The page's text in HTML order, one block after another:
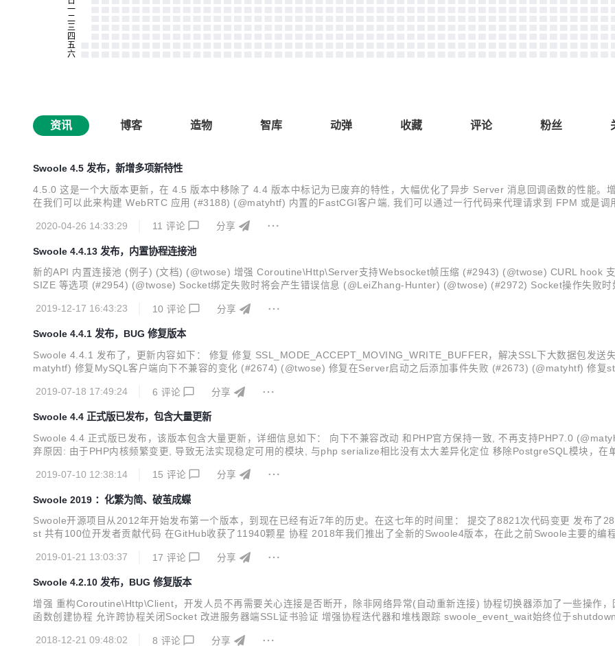
资讯 博客 造物 智库 动弹 收藏 评论 粉丝
Swoole 4.5 发布，新增多项新特性
4.5.0 这是一个大版本更新，在 4.5 版本中移除了 4.4 版本中标记为已废弃的特性，大幅优化了异步 Server 消息回调函数的性能
在我们可以此来构建 WebRTC 应用 (#3188) (@matyhtf) 内置的FastCGI客户端, 我们可以通过一行代码来代理请求到 FPM 或是
2020-04-26 14:33:29
11 评论 分享
Swoole 4.4.13 发布，内置协程连接池
新的API 内置连接池 (例子) (文档) (@twose) 增强 Coroutine\Http\Server支持Websocket帧压缩 (#2943) (@twose) CURL hook
SIZE 等选项 (#2954) (@twose) Socket绑定失败时将会产生错误信息 (@LeiZhang-Hunter) (@twose) (#2972) Socket操作失败时
2019-12-17 16:43:23
10 评论 分享
Swoole 4.4.1 发布，BUG 修复版本
Swoole 4.4.1 发布了，更新内容如下： 修复 修复 SSL_MODE_ACCEPT_MOVING_WRITE_BUFFER，解决SSL下大数据包发
matyhtf) 修复MySQL客户端向下不兼容的变化 (#2674) (@twose) 修复在Server启动之后添加事件失败 (#2673) (@matyhtf) 修
2019-07-18 17:49:24
6 评论 分享
Swoole 4.4 正式版已发布，包含大量更新
Swoole 4.4 正式版已发布，该版本包含大量更新，详细信息如下： 向下不兼容改动 和PHP官方保持一致, 不再支持PHP7.0
弃原因: 由于PHP内核频繁变更, 导致无法实现稳定可用的模块, 与php serialize相比没有太大差异化定位 移除PostgreSQL模块，
2019-07-10 12:38:14
15 评论 分享
Swoole 2019 ：化繁为简、破茧成蝶
Swoole开源项目从2012年开始发布第一个版本，到现在已经有近7年的历史。在这七年的时间里： 提交了8821次代码变更 发布
st 共有100位开发者贡献代码 在GitHub收获了11940颗星 协程 2018年我们推出了全新的Swoole4版本，在此之前Swoole主要的编
2019-01-21 13:03:37
17 评论 分享
Swoole 4.2.10 发布，BUG 修复版本
增强 重构Coroutine\Http\Client，开发人员不再需要关心连接是否断开，除非网络异常(自动重新连接) 协程切换器添加了一些操作
函数创建协程 允许跨协程关闭Socket 改进服务器端SSL证书验证 增强协程迭代器和堆栈跟踪 swoole_event_wait始终位于
2018-12-21 09:48:02
8 评论 分享